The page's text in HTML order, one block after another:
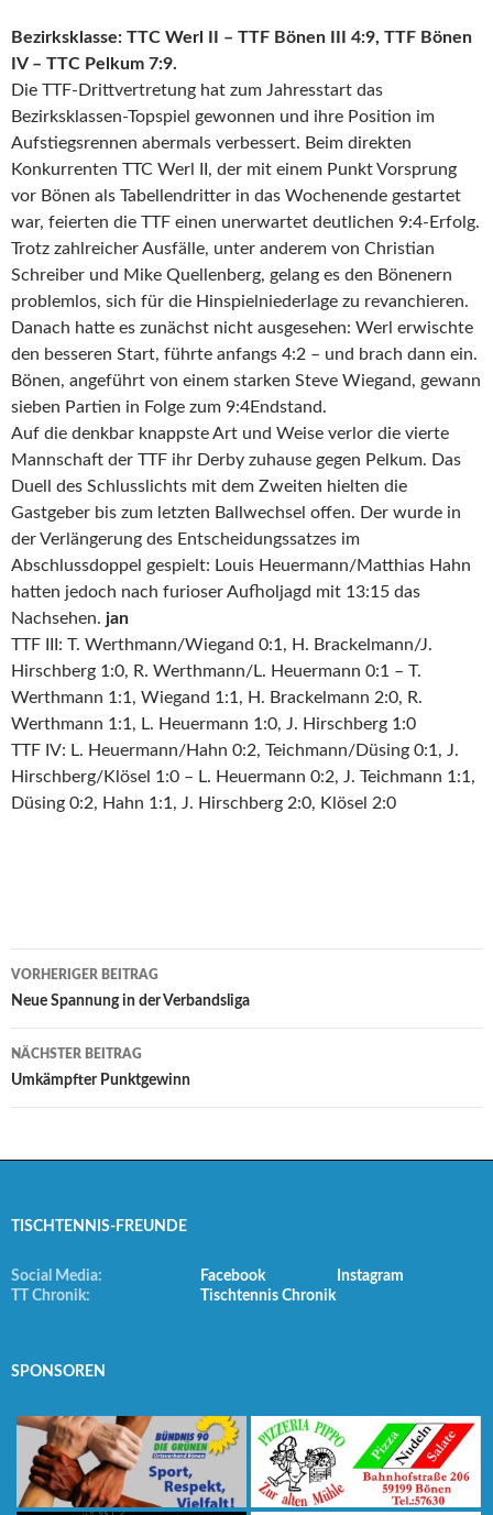
Bezirksklasse: TTC Werl II – TTF Bönen III 4:9, TTF Bönen
IV – TTC Pelkum 7:9.
Die TTF-Drittvertretung hat zum Jahresstart das
Bezirksklassen-Topspiel gewonnen und ihre Position im
Aufstiegsrennen abermals verbessert. Beim direkten
Konkurrenten TTC Werl II, der mit einem Punkt Vorsprung
vor Bönen als Tabellendritter in das Wochenende gestartet
war, feierten die TTF einen unerwartet deutlichen 9:4-Erfolg.
Trotz zahlreicher Ausfälle, unter anderem von Christian
Schreiber und Mike Quellenberg, gelang es den Bönenern
problemlos, sich für die Hinspielniederlage zu revanchieren.
Danach hatte es zunächst nicht ausgesehen: Werl erwischte
den besseren Start, führte anfangs 4:2 – und brach dann ein.
Bönen, angeführt von einem starken Steve Wiegand, gewann
sieben Partien in Folge zum 9:4Endstand.
Auf die denkbar knappste Art und Weise verlor die vierte
Mannschaft der TTF ihr Derby zuhause gegen Pelkum. Das
Duell des Schlusslichts mit dem Zweiten hielten die
Gastgeber bis zum letzten Ballwechsel offen. Der wurde in
der Verlängerung des Entscheidungssatzes im
Abschlussdoppel gespielt: Louis Heuermann/Matthias Hahn
hatten jedoch nach furioser Aufholjagd mit 13:15 das
Nachsehen. jan
TTF III: T. Werthmann/Wiegand 0:1, H. Brackelmann/J.
Hirschberg 1:0, R. Werthmann/L. Heuermann 0:1 – T.
Werthmann 1:1, Wiegand 1:1, H. Brackelmann 2:0, R.
Werthmann 1:1, L. Heuermann 1:0, J. Hirschberg 1:0
TTF IV: L. Heuermann/Hahn 0:2, Teichmann/Düsing 0:1, J.
Hirschberg/Klösel 1:0 – L. Heuermann 0:2, J. Teichmann 1:1,
Düsing 0:2, Hahn 1:1, J. Hirschberg 2:0, Klösel 2:0
Beitrags-
Navigation
VORHERIGER BEITRAG
Neue Spannung in der Verbandsliga
NÄCHSTER BEITRAG
Umkämpfter Punktgewinn
TISCHTENNIS-FREUNDE
Social Media: Facebook
Instagram
TT Chronik:
Tischtennis Chronik
SPONSOREN